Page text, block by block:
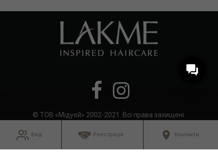
© ТОВ «Мідуей» 2002-2021. Всі права захищені.
Вхід Реєстрація Контакти